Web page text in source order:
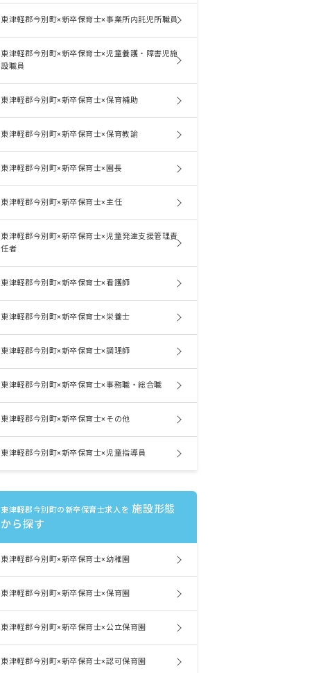
東津軽郡今別町×新卒保育士×事業所内託児所職員
東津軽郡今別町×新卒保育士×児童養護・障害児施
設職員
東津軽郡今別町×新卒保育士×保育補助
東津軽郡今別町×新卒保育士×保育教諭
東津軽郡今別町×新卒保育士×園長
東津軽郡今別町×新卒保育士×主任
東津軽郡今別町×新卒保育士×児童発達支援管理責
任者
東津軽郡今別町×新卒保育士×看護師
東津軽郡今別町×新卒保育士×栄養士
東津軽郡今別町×新卒保育士×調理師
東津軽郡今別町×新卒保育士×事務職・総合職
東津軽郡今別町×新卒保育士×その他
東津軽郡今別町×新卒保育士×児童指導員
東津軽郡今別町の新卒保育士求人を 施設形態
から探す
東津軽郡今別町×新卒保育士×幼稚園
東津軽郡今別町×新卒保育士×保育園
東津軽郡今別町×新卒保育士×公立保育園
東津軽郡今別町×新卒保育士×認可保育園